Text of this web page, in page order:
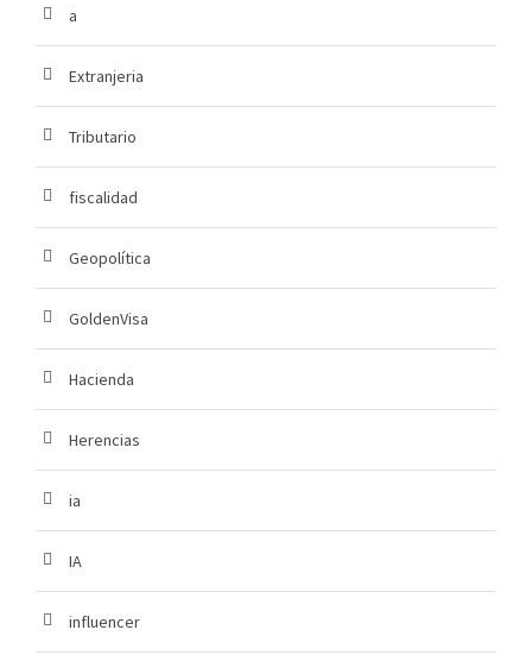
a
Extranjeria
Tributario
fiscalidad
Geopolítica
GoldenVisa
Hacienda
Herencias
ia
IA
influencer